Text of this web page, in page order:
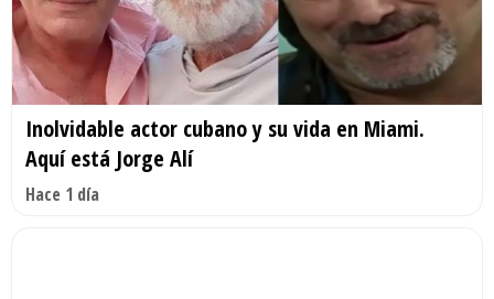
Inolvidable actor cubano y su vida en Miami.
Aquí está Jorge Alí
Hace 1 día